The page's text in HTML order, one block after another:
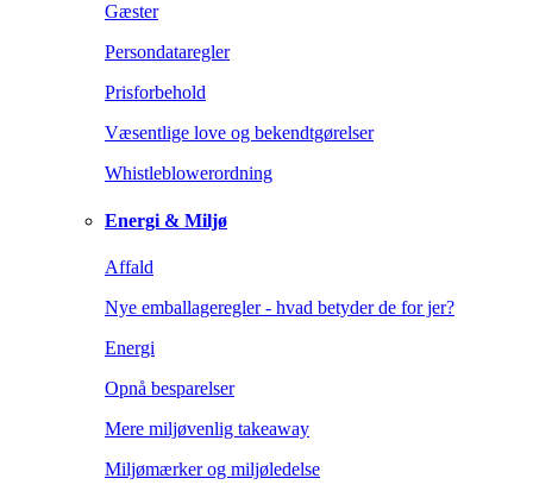
Gæster
Persondataregler
Prisforbehold
Væsentlige love og bekendtgørelser
Whistleblowerordning
Energi & Miljø
Affald
Nye emballageregler - hvad betyder de for jer?
Energi
Opnå besparelser
Mere miljøvenlig takeaway
Miljømærker og miljøledelse